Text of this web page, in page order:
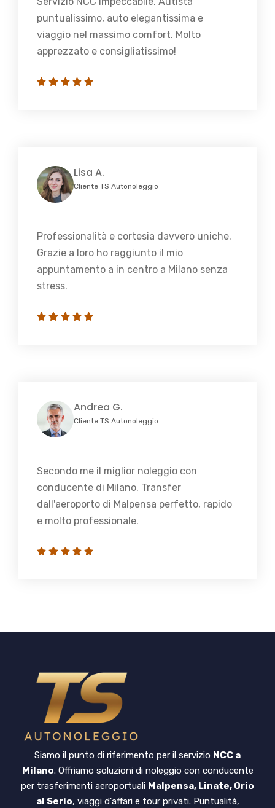
puntualissimo, auto elegantissima e
viaggio nel massimo comfort. Molto
apprezzato e consigliatissimo!
Lisa A.
Cliente TS Autonoleggio
Professionalità e cortesia davvero uniche.
Grazie a loro ho raggiunto il mio
appuntamento a in centro a Milano senza
stress.
Andrea G.
Cliente TS Autonoleggio
Secondo me il miglior noleggio con
conducente di Milano. Transfer
dall'aeroporto di Malpensa perfetto, rapido
e molto professionale.
Siamo il punto di riferimento per il servizio NCC a
Milano. Offriamo soluzioni di noleggio con conducente
per trasferimenti aeroportuali Malpensa, Linate, Orio
al Serio, viaggi d'affari e tour privati. Puntualità,